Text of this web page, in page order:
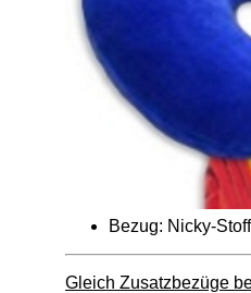
Bezug: Nicky-
Gleich Zusatzbezüge